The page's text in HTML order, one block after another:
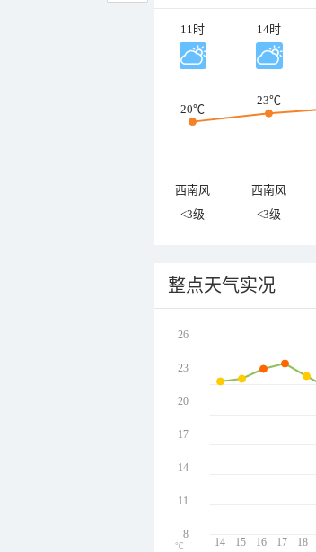
11时 14时
20℃
23℃
西南风 西南风
<3级
<3级
整点天气实况
14 15 16 17 18
26
23
20
17
14
11
8
℃